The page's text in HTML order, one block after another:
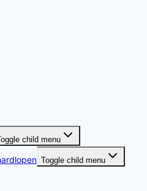
child menu
Toggle child menu